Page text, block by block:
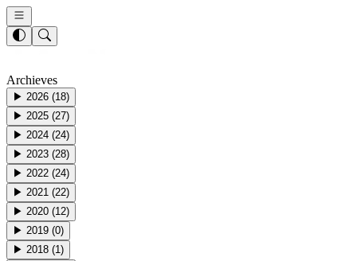
Archieves
▶ 2026 (18)
▶ 2025 (27)
▶ 2024 (24)
▶ 2023 (28)
▶ 2022 (24)
▶ 2021 (22)
▶ 2020 (12)
▶ 2019 (0)
▶ 2018 (1)